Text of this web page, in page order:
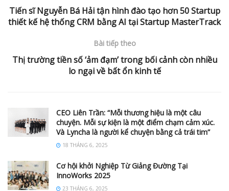
Tiến sĩ Nguyễn Bá Hải tận hình đào tạo hơn 50 Startup
thiết kế hệ thống CRM bằng AI tại Startup MasterTrack
Bài tiếp theo
Thị trường tiền số ‘ảm đạm’ trong bối cảnh còn nhiều
lo ngại về bất ổn kinh tế
CEO Liên Trần: “Mỗi thương hiệu là một câu
chuyện. Mỗi sự kiện là một điểm chạm cảm xúc.
Và Lyncha là người kể chuyện bằng cả trái tim”
18 THÁNG 6, 2025
Cơ hội khởi Nghiệp Từ Giảng Đường Tại
InnoWorks 2025
23 THÁNG 6, 2025